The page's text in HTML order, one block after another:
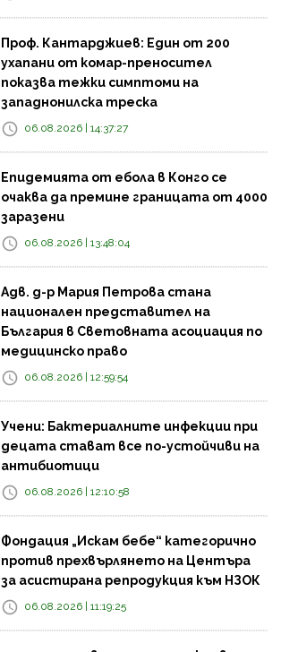
Проф. Кантарджиев: Един от 200
ухапани от комар-преносител
показва тежки симптоми на
западнонилска треска
06.08.2026 | 14:37:27
Епидемията от ебола в Конго се
очаква да премине границата от 4000
заразени
06.08.2026 | 13:48:04
Адв. д-р Мария Петрова стана
национален представител на
България в Световната асоциация по
медицинско право
06.08.2026 | 12:59:54
Учени: Бактериалните инфекции при
децата стават все по-устойчиви на
антибиотици
06.08.2026 | 12:10:58
Фондация „Искам бебе“ категорично
против прехвърлянето на Центъра
за асистирана репродукция към НЗОК
06.08.2026 | 11:19:25